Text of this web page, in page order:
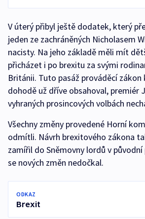
V úterý přibyl ještě dodatek, který
jeden ze zachráněných Nicholasem
nacisty. Na jeho základě měli mít
přicházet i po brexitu za svými
Británii. Tuto pasáž prováděcí
dohodě už dříve obsahoval, premiér
vyhraných prosincových volbách
Všechny změny provedené Horní
odmítli. Návrh brexitového zákona
zamířil do Sněmovny lordů v
se nových změn nedočkal.
ODKAZ
Brexit